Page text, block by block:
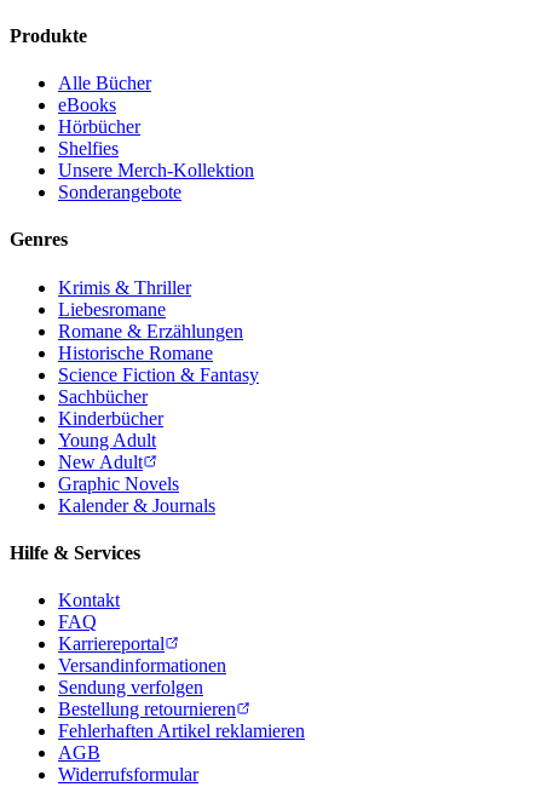
Produkte
Alle Bücher
eBooks
Hörbücher
Shelfies
Unsere Merch-Kollektion
Sonderangebote
Genres
Krimis & Thriller
Liebesromane
Romane & Erzählungen
Historische Romane
Science Fiction & Fantasy
Sachbücher
Kinderbücher
Young Adult
New Adult
Graphic Novels
Kalender & Journals
Hilfe & Services
Kontakt
FAQ
Karriereportal
Versandinformationen
Sendung verfolgen
Bestellung retournieren
Fehlerhaften Artikel reklamieren
AGB
Widerrufsformular